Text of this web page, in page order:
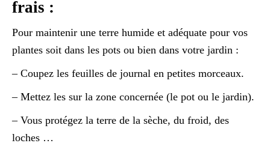
frais :
Pour maintenir une terre humide et adéquate pour vos
plantes soit dans les pots ou bien dans votre jardin :
– Coupez les feuilles de journal en petites morceaux.
– Mettez les sur la zone concernée (le pot ou le jardin).
– Vous protégez la terre de la sèche, du froid, des
loches …